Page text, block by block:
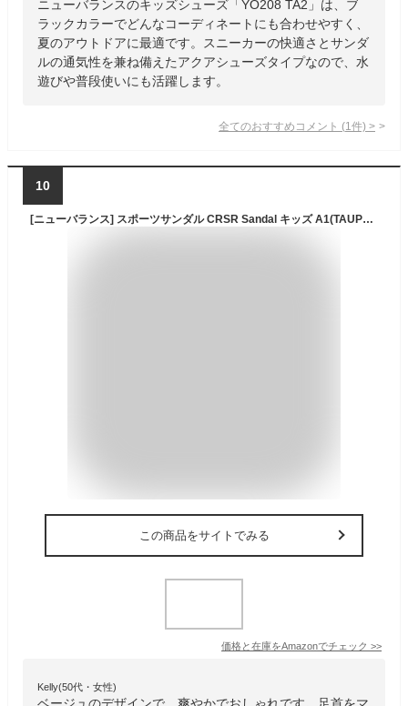
ニューバランスのキッズシューズ「YO208 TA2」は、ブ
ラックカラーでどんなコーディネートにも合わせやすく、
夏のアウトドアに最適です。スニーカーの快適さとサンダ
ルの通気性を兼ね備えたアクアシューズタイプなので、水
遊びや普段使いにも活躍します。
全てのおすすめコメント (1 件) >
10
[ニューバランス] スポーツサンダル CRSR Sandal キッズ A1(TAUPE) 15.0 cm M
この商品をサイトでみる
価格と在庫をAmazonでチェック >>
Kelly(50代・女性)